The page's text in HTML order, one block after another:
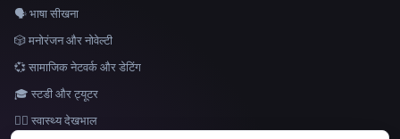
भाषा
🗣️ भाषा सीखना
🎲 मनोरंजन और नोवेल्टी
💞 सामाजिक नेटवर्क और डेटिंग
🎓 स्टडी और ट्यूटर
👩‍⚕️ स्वास्थ्य देखभाल